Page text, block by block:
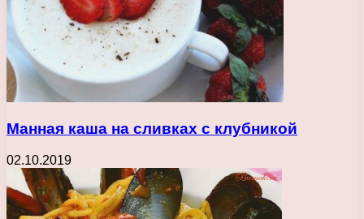
Манная каша на сливках с клубникой
02.10.2019